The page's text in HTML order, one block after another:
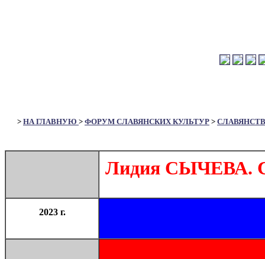
> НА ГЛАВНУЮ > ФОРУМ СЛАВЯНСКИХ КУЛЬТУР >
Лидия СЫЧЕВА.
2023 г.